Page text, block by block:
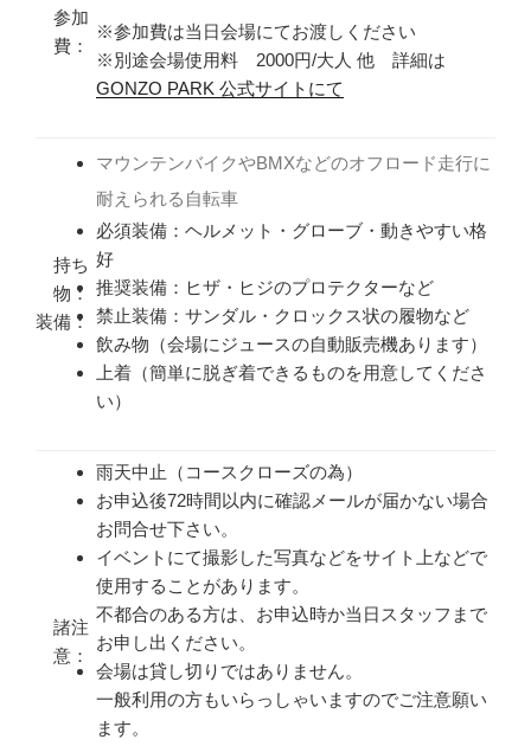
参加
費：
※参加費は当日会場にてお渡しください
※別途会場使用料 2000円/大人 他 詳細は
GONZO PARK 公式サイトにて
持ち
物：
装備：
マウンテンバイクやBMXなどのオフロード走行に
耐えられる自転車
必須装備：ヘルメット・グローブ・動きやすい格
好
推奨装備：ヒザ・ヒジのプロテクターなど
禁止装備：サンダル・クロックス状の履物など
飲み物（会場にジュースの自動販売機あります）
上着（簡単に脱ぎ着できるものを用意してくださ
い）
諸注
意：
雨天中止（コースクローズの為）
お申込後72時間以内に確認メールが届かない場合
お問合せ下さい。
イベントにて撮影した写真などをサイト上などで
使用することがあります。
不都合のある方は、お申込時か当日スタッフまで
お申し出ください。
会場は貸し切りではありません。
一般利用の方もいらっしゃいますのでご注意願い
ます。